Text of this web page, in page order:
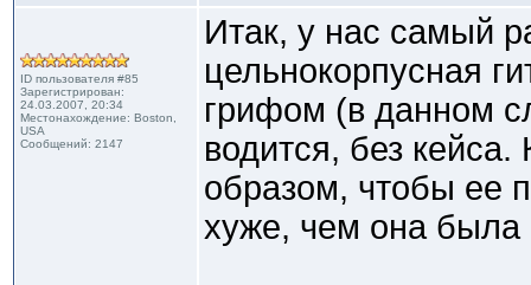
ID пользователя #85
Зарегистрирован:
24.03.2007, 20:34
Местонахождение: Boston,
USA
Сообщений: 2147
Итак, у нас самый
цельнокорпусная
грифом (в данном
водится, без кейса.
образом, чтобы ее
хуже, чем она была